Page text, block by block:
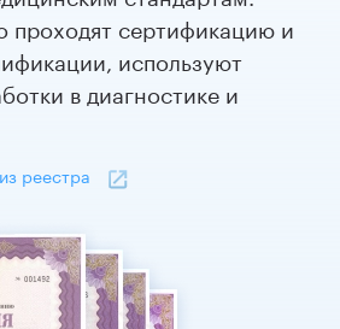
проходят сертификацию и
используют
в диагностике и
реестра